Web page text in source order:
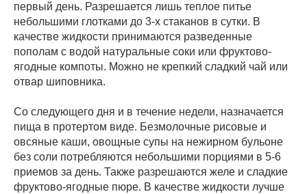
первый день. Разрешается лишь теплое питье
небольшими глотками до 3-х стаканов в сутки. В
качестве жидкости принимаются разведенные
пополам с водой натуральные соки или фруктово-
ягодные компоты. Можно не крепкий сладкий чай или
отвар шиповника.
Со следующего дня и в течение недели, назначается
пища в протертом виде. Безмолочные рисовые и
овсяные каши, овощные супы на нежирном бульоне
без соли потребляются небольшими порциями в 5-6
приемов за день. Также разрешаются желе и сладкие
фруктово-ягодные пюре. В качестве жидкости лучше